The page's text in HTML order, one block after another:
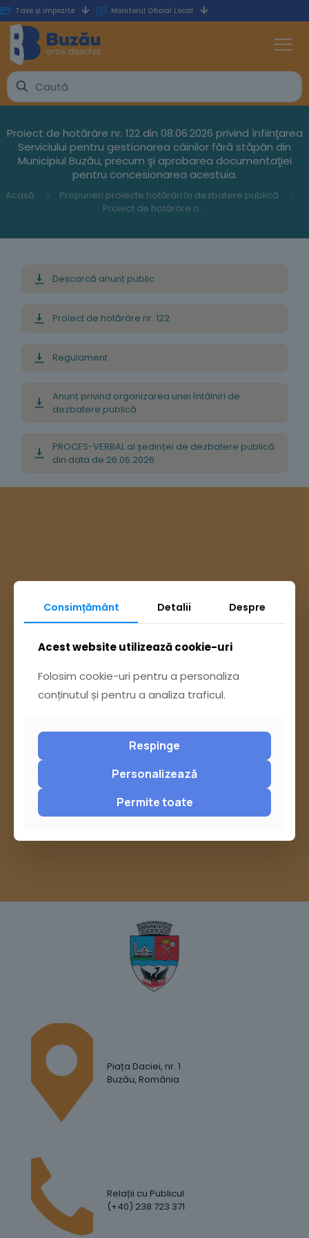
Taxe și impozite Monitorul Oficial Local
Proiect de hotărâre nr. 122 din 08.06.2026 privind înfiinţarea
Serviciului pentru gestionarea câinilor fără stăpân din
Municipiul Buzău, precum şi aprobarea documentaţiei
pentru concesionarea acestuia.
Acasă
Propuneri proiecte hotărâri în dezbatere publică
Proiect de hotărâre nr. 122 din 08.06.2026 privind înfiinţarea Serviciului pentru gestionarea câinilor fără stăpân din Municipiul Buzău, precum şi aprobarea documentaţiei pentru concesionarea acestuia.
Descarcă anunț public
Proiect de hotărâre nr. 122
Regulament
Anunț privind organizarea unei întâlniri de
dezbatere publică
PROCES-VERBAL al ședinței de dezbatere publică
din data de 26.06.2026
sau trimite o sesizare pe Buzău City
Report
Piața Daciei, nr. 1
Buzău, România
Relații cu Publicul
(+40) 238 723 371
Consimțământ Detalii Despre
Acest website utilizează cookie-uri
Folosim cookie-uri pentru a personaliza
conținutul și pentru a analiza traficul.
Respinge
Personalizează
Permite toate